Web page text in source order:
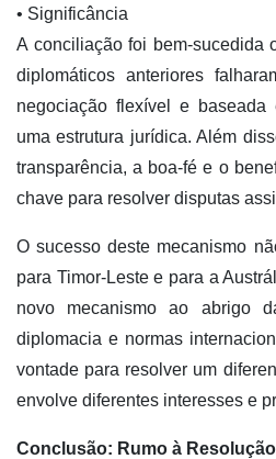
• Significância
A conciliação foi bem-sucedida
diplomáticos anteriores
negociação flexível e
uma estrutura jurídica. Além
transparência, a boa-fé e o
chave para resolver disputas
O sucesso deste mecanismo
para Timor-Leste e para a
novo mecanismo ao abrigo
diplomacia e normas
vontade para resolver um
envolve diferentes interesses e
Conclusão: Rumo à